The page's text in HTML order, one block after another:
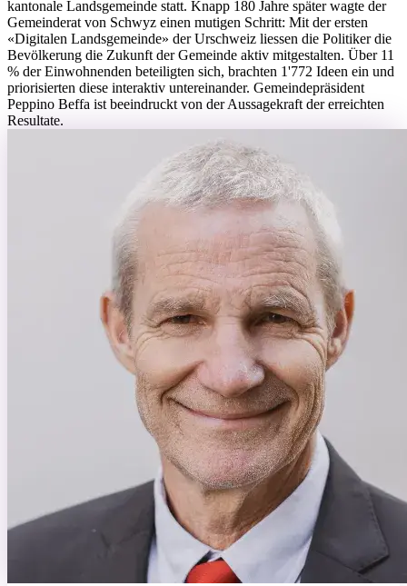
kantonale Landsgemeinde statt. Knapp 180 Jahre später wagte der
Gemeinderat von Schwyz einen mutigen Schritt: Mit der ersten
«Digitalen Landsgemeinde» der Urschweiz liessen die Politiker die
Bevölkerung die Zukunft der Gemeinde aktiv mitgestalten. Über 11
% der Einwohnenden beteiligten sich, brachten 1'772 Ideen ein und
priorisierten diese interaktiv untereinander. Gemeindepräsident
Peppino Beffa ist beeindruckt von der Aussagekraft der erreichten
Resultate.